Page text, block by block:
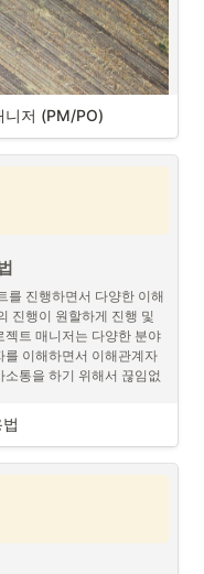
(PM/PO) (출처 :
, AI(인공지능), 빅데이터, 센서
물 공장 등의 농업 활동을
마트팜 프로젝트 매니저
관리 및 최종 결과물에 대
을 농업에 효과적으로 도
합니다.
니저 (PM/PO)
를 진행하면서 다양한 이해
진행이 원할하게 진행 및
트 매니저는 다양한 분야
이해하면서 이해관계자
통을 하기 위해서 끊임없
처 : 구글 어스)